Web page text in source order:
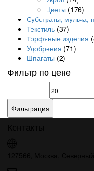
Цветы (176)
Субстраты, мульча,
Текстиль (37)
Торфяные изделия
Удобрения (71)
Шпагаты (2)
Фильтр по цене
Минимальная
цена
Фильтрация